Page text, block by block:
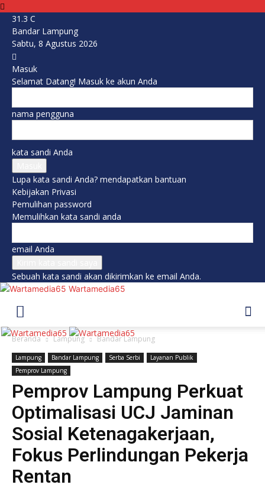
31.3 C
Bandar Lampung
Sabtu, 8 Agustus 2026
Masuk
Selamat Datang! Masuk ke akun Anda
nama pengguna
kata sandi Anda
Lupa kata sandi Anda? mendapatkan bantuan
Kebijakan Privasi
Pemulihan password
Memulihkan kata sandi anda
email Anda
Sebuah kata sandi akan dikirimkan ke email Anda.
Wartamedia65
Beranda Lampung Bandar Lampung
Lampung Bandar Lampung Serba Serbi
Layanan Publik
Pemprov Lampung
Pemprov Lampung Perkuat
Optimalisasi UCJ Jaminan
Sosial Ketenagakerjaan,
Fokus Perlindungan Pekerja
Rentan